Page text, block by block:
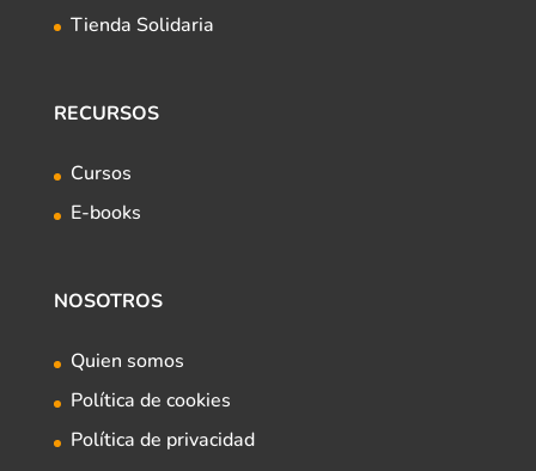
Tienda Solidaria
RECURSOS
Cursos
E-books
NOSOTROS
Quien somos
Política de cookies
Política de privacidad